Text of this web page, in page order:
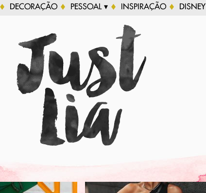
DECORAÇÃO PESSOAL ▾ INSPIRAÇÃO DISNEY